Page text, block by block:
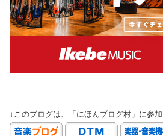
↓このブログは、「にほんブログ村」に参